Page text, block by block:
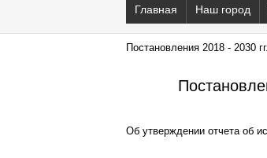
Главная Наш город
Постановления 2018 - 2030 гг.
Об утверждении отчета об